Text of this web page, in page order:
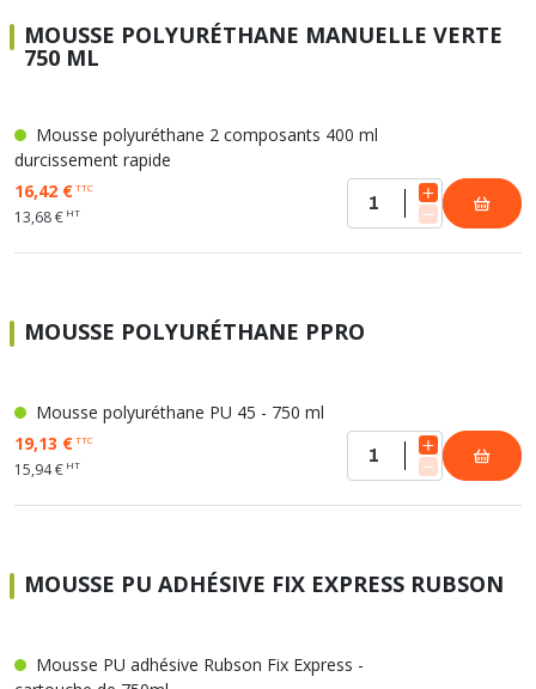
MOUSSE POLYURÉTHANE MANUELLE VERTE
750 ML
Mousse polyuréthane 2 composants 400 ml
durcissement rapide
16,42 €TTC
13,68 € HT
MOUSSE POLYURÉTHANE PPRO
Mousse polyuréthane PU 45 - 750 ml
19,13 €TTC
15,94 € HT
MOUSSE PU ADHÉSIVE FIX EXPRESS RUBSON
Mousse PU adhésive Rubson Fix Express -